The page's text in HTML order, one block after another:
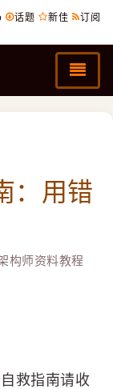
话题 新佳 订阅
：用错
构师资料教程
救指南请收